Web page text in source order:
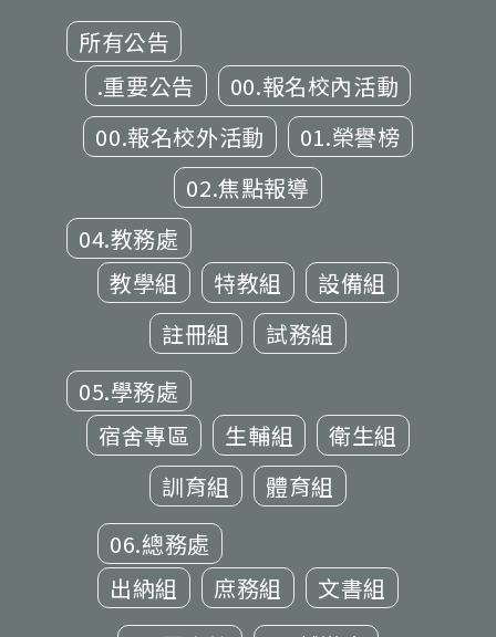
所有公告
.重要公告
00.報名校內活動
00.報名校外活動
01.榮譽榜
02.焦點報導
04.教務處
教學組
特教組
設備組
註冊組
試務組
05.學務處
宿舍專區
生輔組
衛生組
訓育組
體育組
06.總務處
出納組
庶務組
文書組